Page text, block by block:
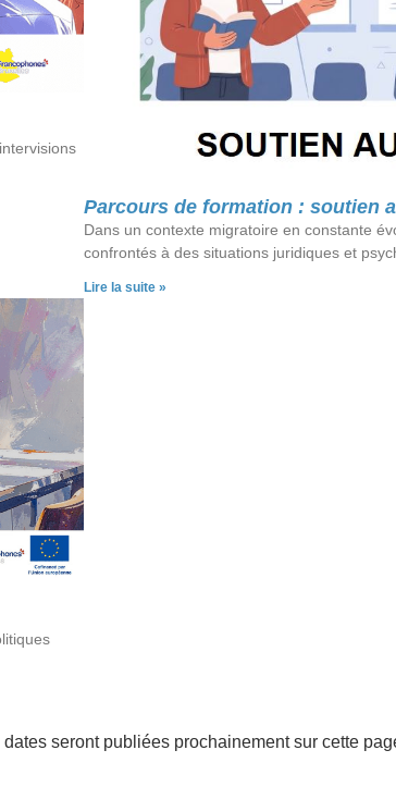
Parcours de formation : soutien
Dans un contexte migratoire en constante
confrontés à des situations juridiques et
Lire la suite »
seront publiées prochainement sur cette